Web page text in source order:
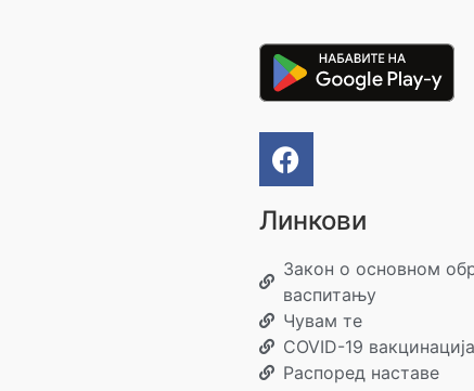
Линкови
Закон о основном
васпитању
Чувам те
COVID-19 вакцинација
Распоред наставе